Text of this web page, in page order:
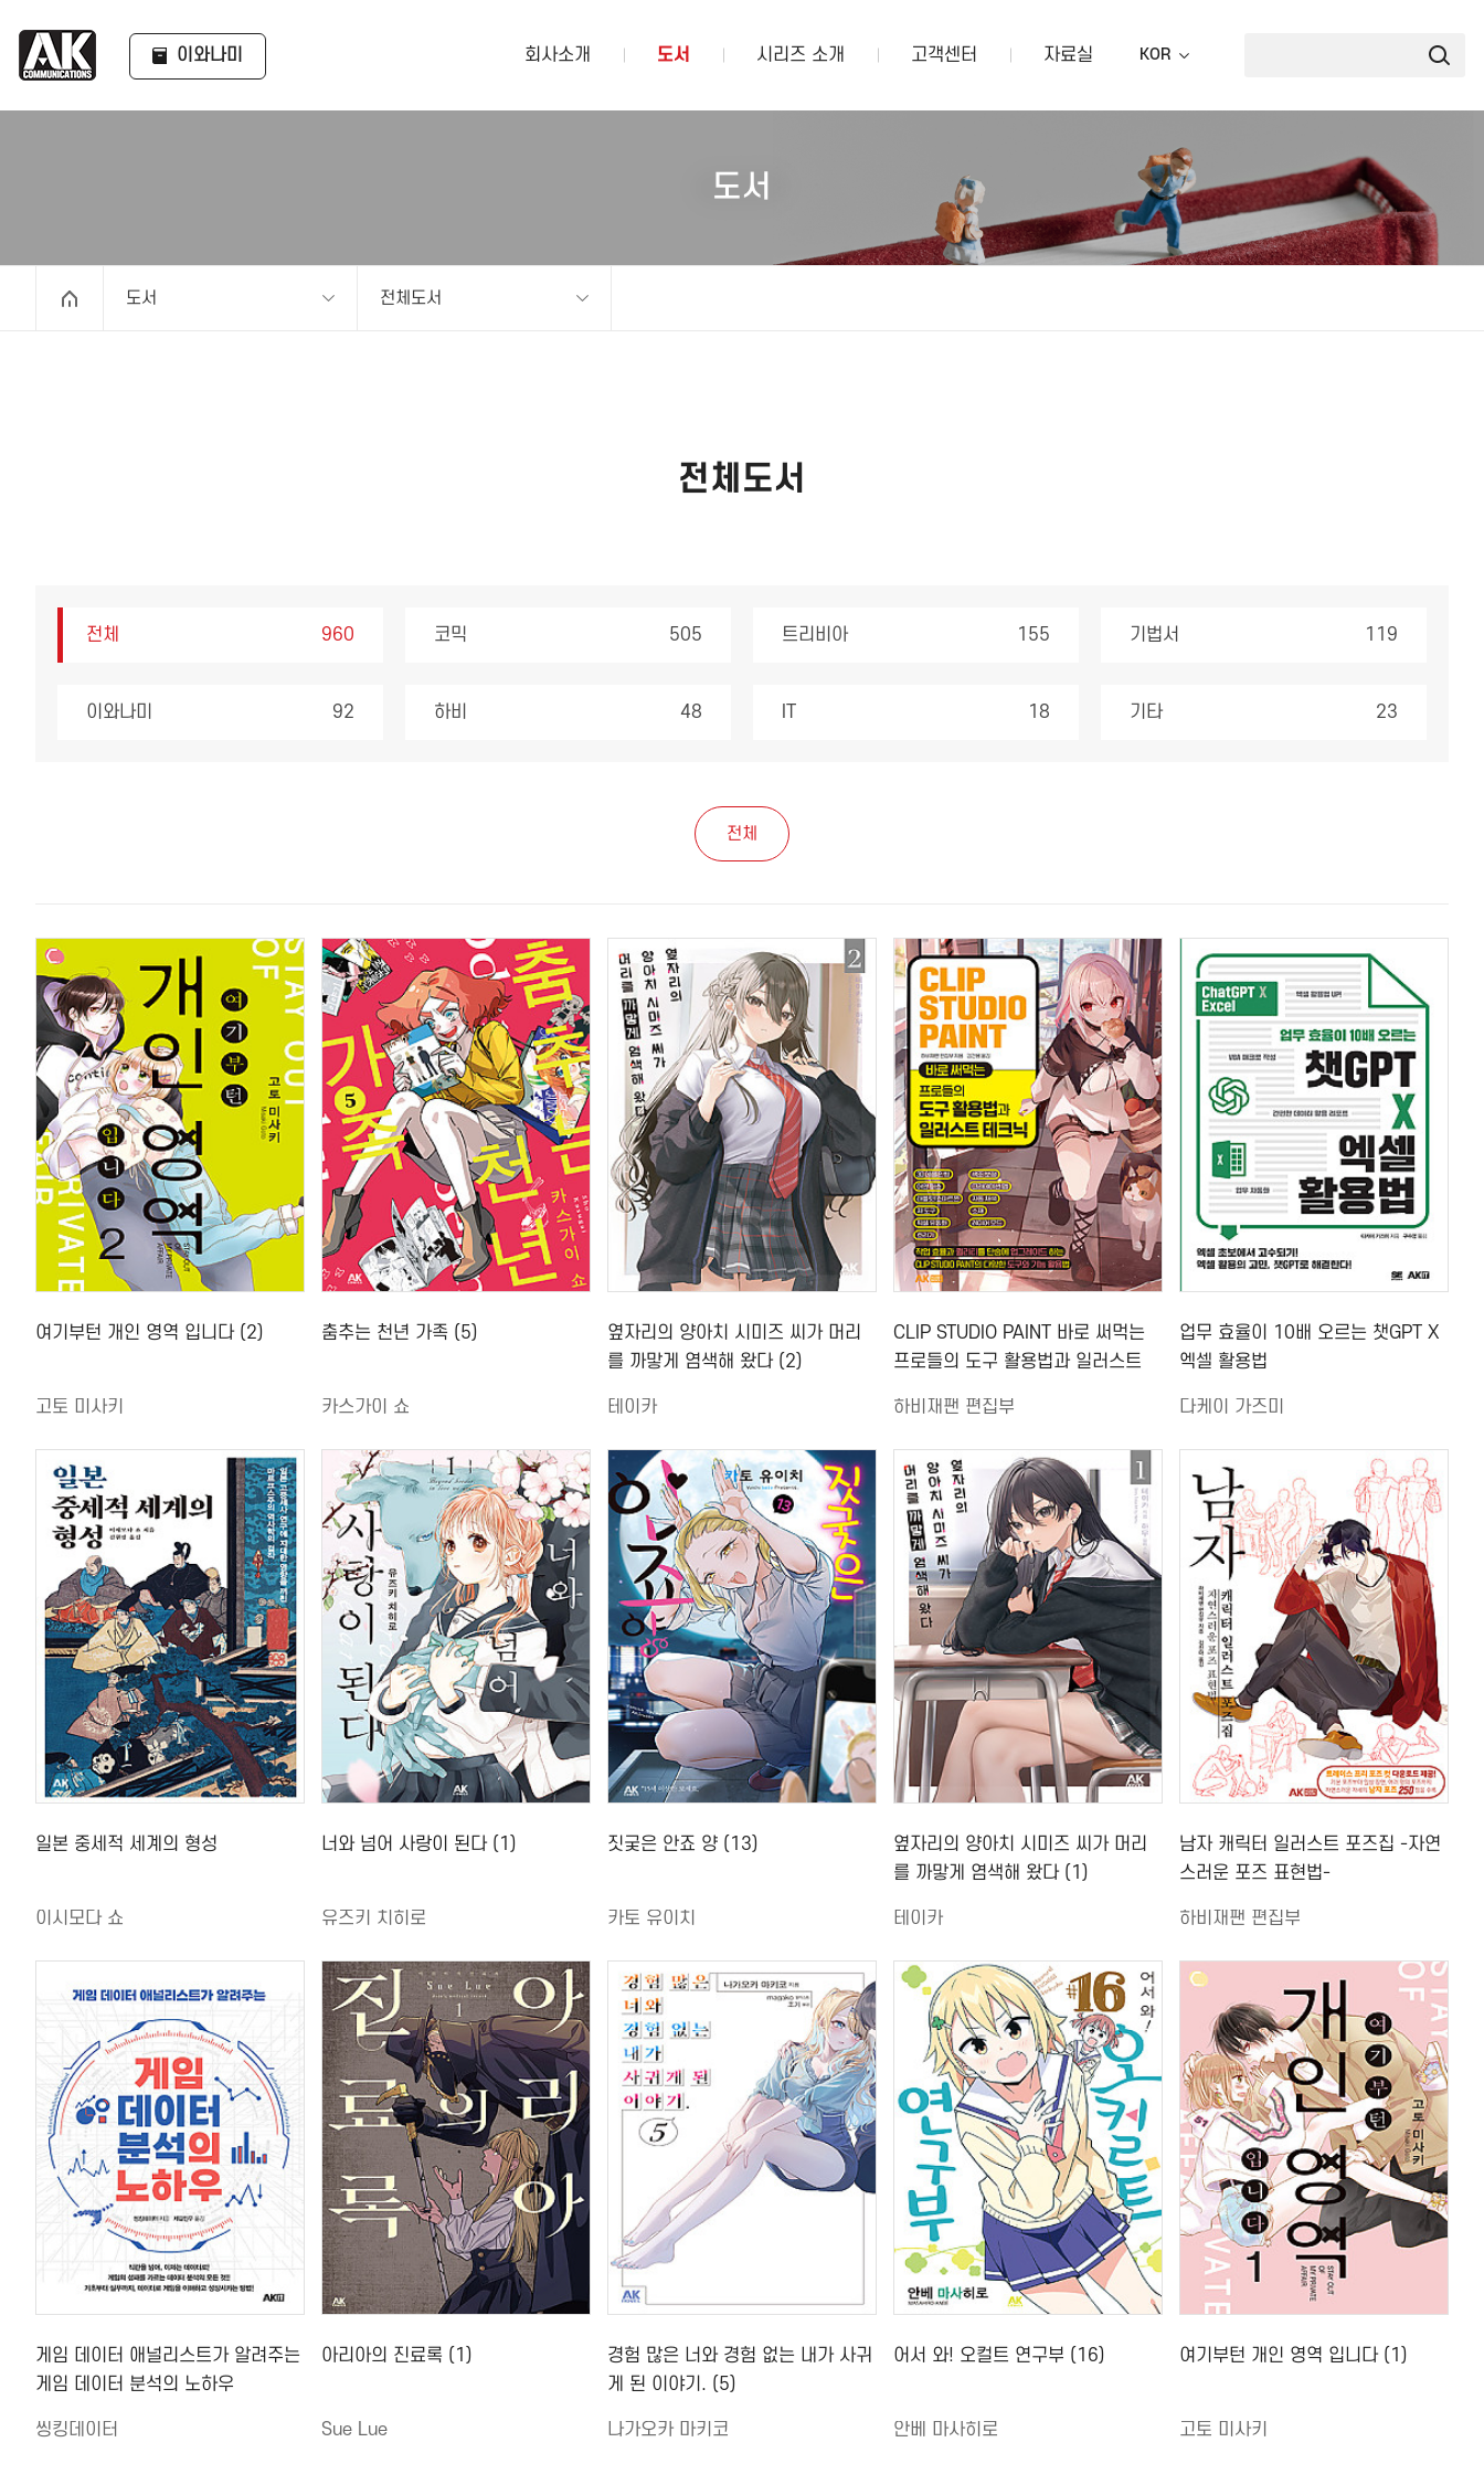
이와나미 회사소개 도서 시리즈 소개 고객센터 자료실 KOR
도서
도서 전체도서
전체도서
전체 960 코믹 505 트리비아 155 기법서 119
이와나미 92 하비 48 IT 18 기타 23
전체
여기부턴 개인 영역 입니다 (2)
고토 미사키
춤추는 천년 가족 (5)
카스가이 쇼
옆자리의 양아치 시미즈 씨가 머리
를 까맣게 염색해 왔다 (2)
테이카
CLIP STUDIO PAINT 바로 써먹는
프로들의 도구 활용법과 일러스트
하비재팬 편집부
업무 효율이 10배 오르는 챗GPT X
엑셀 활용법
다케이 가즈미
일본 중세적 세계의 형성
이시모다 쇼
너와 넘어 사랑이 된다 (1)
유즈키 치히로
짓궂은 안죠 양 (13)
카토 유이치
옆자리의 양아치 시미즈 씨가 머리
를 까맣게 염색해 왔다 (1)
테이카
남자 캐릭터 일러스트 포즈집 -자연
스러운 포즈 표현법-
하비재팬 편집부
게임 데이터 애널리스트가 알려주는
게임 데이터 분석의 노하우
씽킹데이터
아리아의 진료록 (1)
Sue Lue
경험 많은 너와 경험 없는 내가 사귀
게 된 이야기. (5)
나가오카 마키코
어서 와! 오컬트 연구부 (16)
안베 마사히로
여기부턴 개인 영역 입니다 (1)
고토 미사키